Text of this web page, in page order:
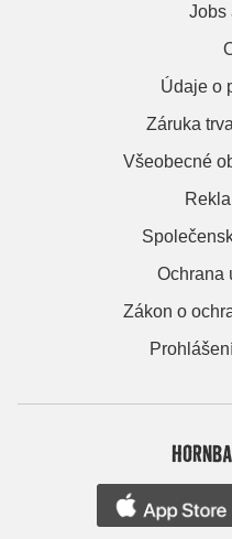
Jobs
Údaje o
Záruka
Všeobecné
Ochrana
Zákon o